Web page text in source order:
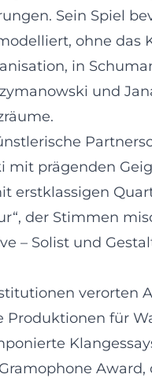
Sein Spiel
ohne
in
und
prägenden
erstklassigen
der Stimmen
– Solist und
für